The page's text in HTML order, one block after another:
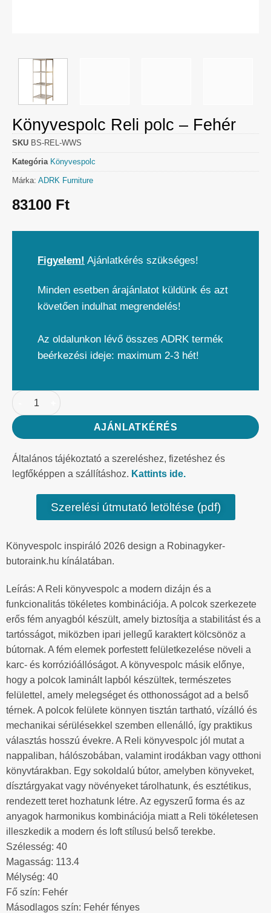
Könyvespolc Reli polc – Fehér
SKU BS-REL-WWS
Kategória Könyvespolc
Márka: ADRK Furniture
83100 Ft
Figyelem! Ajánlatkérés szükséges!
Minden esetben árajánlatot küldünk és azt
követően indulhat megrendelés!
Az oldalunkon lévő összes ADRK termék
beérkezési ideje: maximum 2-3 hét!
AJÁNLATKÉRÉS
Általános tájékoztató a szereléshez, fizetéshez és
legfőképpen a szállításhoz. Kattints ide.
Szerelési útmutató letöltése (pdf)
Könyvespolc inspiráló 2026 design a Robinagyker-
butoraink.hu kínálatában.
Leírás: A Reli könyvespolc a modern dizájn és a
funkcionalitás tökéletes kombinációja. A polcok szerkezete
erős fém anyagból készült, amely biztosítja a stabilitást és a
tartósságot, miközben ipari jellegű karaktert kölcsönöz a
bútornak. A fém elemek porfestett felületkezelése növeli a
karc- és korrózióállóságot. A könyvespolc másik előnye,
hogy a polcok laminált lapból készültek, természetes
felülettel, amely melegséget és otthonosságot ad a belső
térnek. A polcok felülete könnyen tisztán tartható, vízálló és
mechanikai sérülésekkel szemben ellenálló, így praktikus
választás hosszú évekre. A Reli könyvespolc jól mutat a
nappaliban, hálószobában, valamint irodákban vagy otthoni
könyvtárakban. Egy sokoldalú bútor, amelyben könyveket,
dísztárgyakat vagy növényeket tárolhatunk, és esztétikus,
rendezett teret hozhatunk létre. Az egyszerű forma és az
anyagok harmonikus kombinációja miatt a Reli tökéletesen
illeszkedik a modern és loft stílusú belső terekbe.
Szélesség: 40
Magasság: 113.4
Mélység: 40
Fő szín: Fehér
Másodlagos szín: Fehér fényes